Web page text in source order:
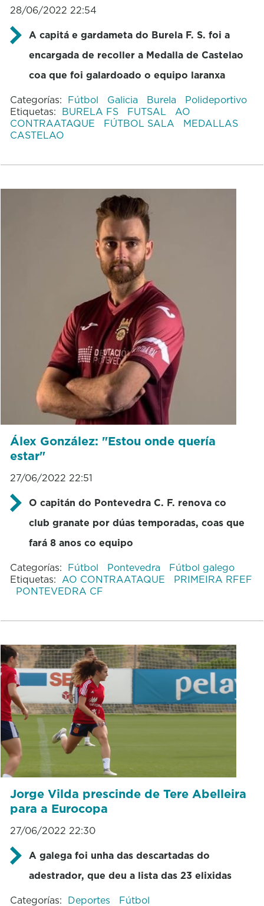
28/06/2022 22:54
A capitá e gardameta do Burela F. S. foi a
encargada de recoller a Medalla de Castelao
coa que foi galardoado o equipo laranxa
Categorías: Fútbol Galicia Burela
Polideportivo
Etiquetas: BURELA FS FUTSAL
AO
CONTRAATAQUE
FÚTBOL SALA
MEDALLAS
CASTELAO
Álex González: "Estou onde quería
estar"
27/06/2022 22:51
O capitán do Pontevedra C. F. renova co
club granate por dúas temporadas, coas que
fará 8 anos co equipo
Categorías: Fútbol Pontevedra
Fútbol galego
Etiquetas: AO CONTRAATAQUE
PRIMEIRA RFEF
PONTEVEDRA CF
Jorge Vilda prescinde de Tere Abelleira
para a Eurocopa
27/06/2022 22:30
A galega foi unha das descartadas do
adestrador, que deu a lista das 23 elixidas
Categorías: Deportes
Fútbol